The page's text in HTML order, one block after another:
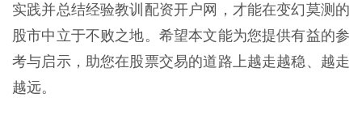
实践并总结经验教训配资开户网，才能在变幻莫测的
股市中立于不败之地。希望本文能为您提供有益的参
考与启示，助您在股票交易的道路上越走越稳、越走
越远。